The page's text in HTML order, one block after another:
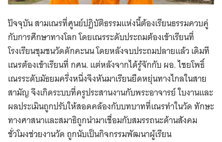
ปัจจุบัน สามเณรที่ศูนย์ปฏิบัติธรรมแห่งนี้ต้องเรียนธรรมควบคู่
กับการศึกษาทางโลก โดยเณรระดับประถมต้องเข้าเรียนที่
โรงเรียนชุมชนวัดดักคะนน โดยหลังจบประถมปลายแล้ว เดิมที
เณรต้องเข้าเรียนที่ กศน. แต่หลังจากได้รู้จักกับ ผอ. ไชยโพธิ์
เณรระดับมัธยมครึ่งหนึ่งจึงหันมาเรียนยืดหยุ่นทางไกลในสาย
สามัญ จึงเกิดระบบที่ครูประสานงานกับพระอาจารย์ ใบงานและ
ผลประเมินถูกปรับให้สอดคล้องกับบทบาทที่เณรทำในวัด ทักษะ
ทางศาสนาและสมาธิถูกนำมาเชื่อมกับสมรรถนะด้านสังคม
ชั่วโมงช่วยงานวัด ถูกนับเป็นกิจกรรมพัฒนาผู้เรียน